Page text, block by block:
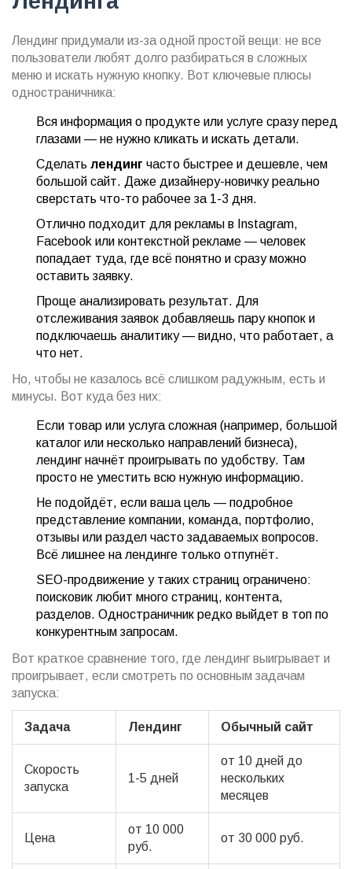
Лендинг придумали из-за одной простой вещи: не все
пользователи любят долго разбираться в сложных
меню и искать нужную кнопку. Вот ключевые плюсы
одностраничника:
Вся информация о продукте или услуге сразу перед
глазами — не нужно кликать и искать детали.
Сделать лендинг часто быстрее и дешевле, чем
большой сайт. Даже дизайнеру-новичку реально
сверстать что-то рабочее за 1-3 дня.
Отлично подходит для рекламы в Instagram,
Facebook или контекстной рекламе — человек
попадает туда, где всё понятно и сразу можно
оставить заявку.
Проще анализировать результат. Для
отслеживания заявок добавляешь пару кнопок и
подключаешь аналитику — видно, что работает, а
что нет.
Но, чтобы не казалось всё слишком радужным, есть и
минусы. Вот куда без них:
Если товар или услуга сложная (например, большой
каталог или несколько направлений бизнеса),
лендинг начнёт проигрывать по удобству. Там
просто не уместить всю нужную информацию.
Не подойдёт, если ваша цель — подробное
представление компании, команда, портфолио,
отзывы или раздел часто задаваемых вопросов.
Всё лишнее на лендинге только отпугнёт.
SEO-продвижение у таких страниц ограничено:
поисковик любит много страниц, контента,
разделов. Одностраничник редко выйдет в топ по
конкурентным запросам.
Вот краткое сравнение того, где лендинг выигрывает и
проигрывает, если смотреть по основным задачам
запуска:
Задача Лендинг Обычный сайт
Скорость
запуска
1-5 дней
от 10 дней до
нескольких
месяцев
Цена
от 10 000
руб.
от 30 000 руб.